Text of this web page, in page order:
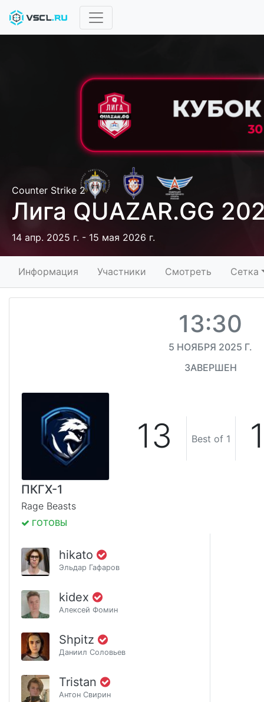
Counter Strike 2
Лига QUAZAR.GG
14 апр. 2025 г. - 15 мая 2026 г.
Информация Участники Смотреть Сетка
13:30
5 НОЯБРЯ 2025 Г.
ЗАВЕРШЕН
13 Best of 1
ПКГХ-1
Rage Beasts
ГОТОВЫ
hikato
Эльдар Гафаров
kidex
Алексей Фомин
Shpitz
Даниил Соловьев
Tristan
Антон Свирин